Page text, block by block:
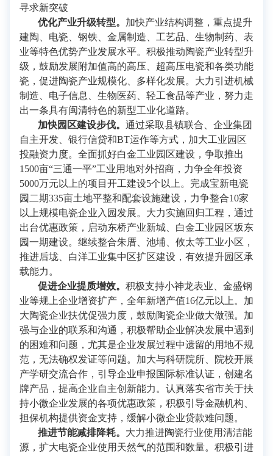
寻求新突破
优化产业升级转型。 加快产业结构调整，重点提升
建陶、电瓷、钢铁、金属制造、工艺品、生物制药、表
业等特色优势产业发展水平。积极推动陶瓷产业转型升
级，鼓励发展附加值高的高压、超高压电瓷和各类功能
瓷，促进陶瓷产业规模化、多样化发展。大力引进机械
制造、电子信息、生物医药、轻工食品等产业，努力走
出一条具有闽清特色的新型工业化道路。
加快园区建设步伐。 通过采取县镇联合、企业集团
自主开发、银行信贷和BT运作等方式，加大工业园区
投融资力度。全面抓好白金工业园区建设，争取推出
1500亩“三通一平”工业用地对外招商，力争全年投资
5000万元以上的项目开工建设5个以上。完成宝新电瓷
园二期335亩土地平整和配套设施建设，力争整合10家
以上规模电瓷企业入园发展。大力实施回归工程，通过
出台优惠政策，启动东桥产业新城、白金工业园区坂东
园一期建设。继续整合朱厝、池埔、攸太等工业小区，
推进后垅、白洋工业集中区扩区建设，有效提升园区承
载能力。
促进企业提质增效。 积极支持小神龙表业、金盛钢
业等规上企业增资扩产，全年新增产值16亿元以上。加
大陶瓷企业扶优促强力度，鼓励陶瓷企业做大做强。加
强与企业的联系和沟通，积极帮助企业解决发展中遇到
的困难和问题，尤其是企业发展过程中遗留的用地不规
范，无法确权发证等问题。加大与科研院所、院校开展
产学研交流合作，引导企业申报国际标准认证，创建名
牌产品，提高企业自主创新能力。认真落实省市关于扶
持小微企业发展的各项优惠政策，积极引导金融机构、
担保机构提供资金支持，缓解小微企业贷款难问题。
推进节能减排降耗。 大力推进陶瓷行业使用清洁能
源，扩大电瓷企业使用天然气的范围和数量。积极引进